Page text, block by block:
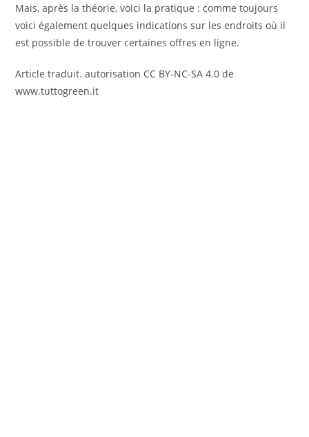
Mais, après la théorie, voici la pratique : comme toujours
voici également quelques indications sur les endroits où il
est possible de trouver certaines offres en ligne.
Article traduit. autorisation CC BY-NC-SA 4.0 de
www.tuttogreen.it